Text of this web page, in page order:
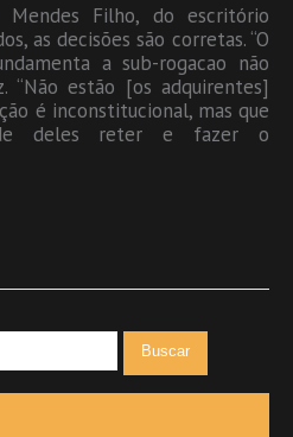
Mendes Filho, do escritório
as decisões são corretas. “O
a sub-rogacao não
“Não estão [os adquirentes]
é inconstitucional, mas que
deles reter e fazer o